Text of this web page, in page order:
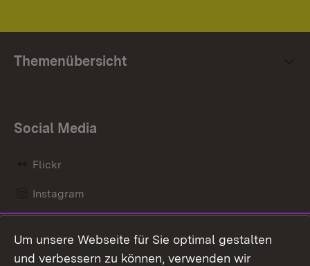
Themenübersicht
Social Media
Flickr
Instagram
Mastodon
Um unsere Webseite für Sie optimal gestalten
und verbessern zu können, verwenden wir